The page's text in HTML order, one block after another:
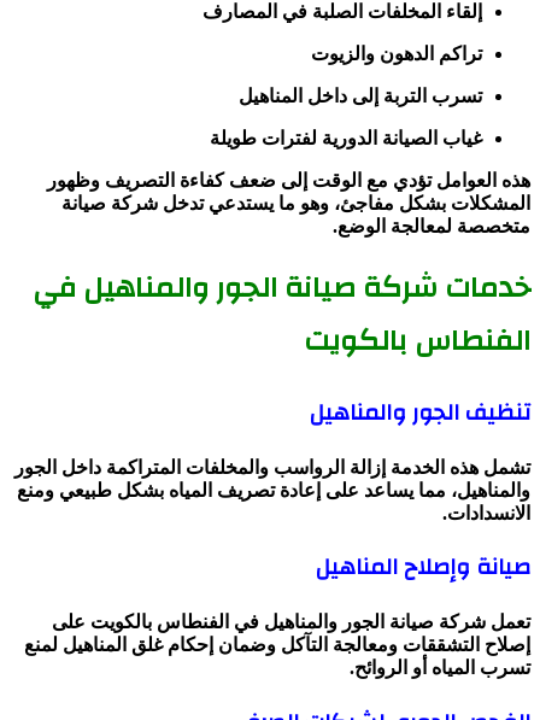
إلقاء المخلفات الصلبة في المصارف
تراكم الدهون والزيوت
تسرب التربة إلى داخل المناهيل
غياب الصيانة الدورية لفترات طويلة
هذه العوامل تؤدي مع الوقت إلى ضعف كفاءة التصريف وظهور
المشكلات بشكل مفاجئ، وهو ما يستدعي تدخل شركة صيانة
متخصصة لمعالجة الوضع.
خدمات شركة صيانة الجور والمناهيل في
الفنطاس بالكويت
تنظيف الجور والمناهيل
تشمل هذه الخدمة إزالة الرواسب والمخلفات المتراكمة داخل الجور
والمناهيل، مما يساعد على إعادة تصريف المياه بشكل طبيعي ومنع
الانسدادات.
صيانة وإصلاح المناهيل
تعمل شركة صيانة الجور والمناهيل في الفنطاس بالكويت على
إصلاح التشققات ومعالجة التآكل وضمان إحكام غلق المناهيل لمنع
تسرب المياه أو الروائح.